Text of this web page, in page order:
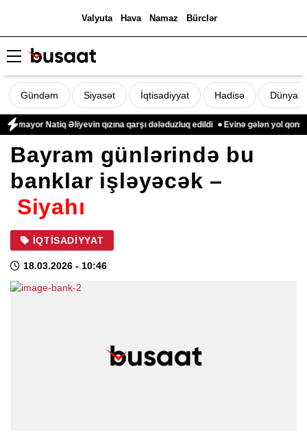
Valyuta Hava Namaz Bürclər
Gündəm Siyasət İqtisadiyyat Hadisə Dünya
Natiq Əliyevin qızına qarşı dələduzluq edildi Evinə gələn yol qonşusu
Bayram günlərində bu
banklar işləyəcək –
Siyahı
İQTISADIYYAT
18.03.2026 - 10:46